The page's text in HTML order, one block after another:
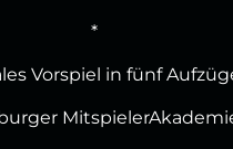
*
Vorspiel in fünf